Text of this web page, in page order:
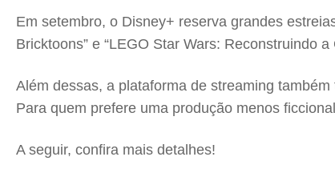
Em setembro, o Disney+ reserva grandes
Bricktoons” e “LEGO Star Wars: Reconstruindo
Além dessas, a plataforma de streaming
Para quem prefere uma produção menos
A seguir, confira mais detalhes!